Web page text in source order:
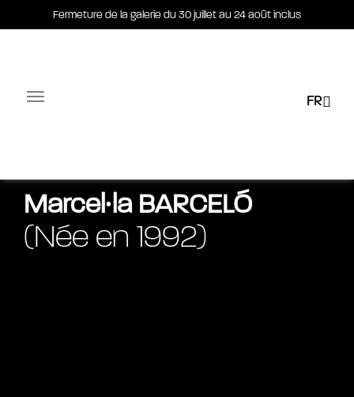
Fermeture de la galerie du 30 juillet au 24 août inclus
Fermeture de la galerie du 30 juillet au 24 août inclus
FR
Marcel∙la BARCELÓ
(Née en 1992)